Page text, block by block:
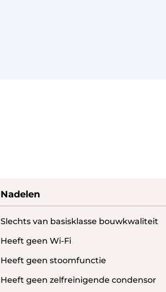
Nadelen
Slechts van basisklasse bouwkwaliteit
Heeft geen Wi-Fi
Heeft geen stoomfunctie
Heeft geen zelfreinigende condensor